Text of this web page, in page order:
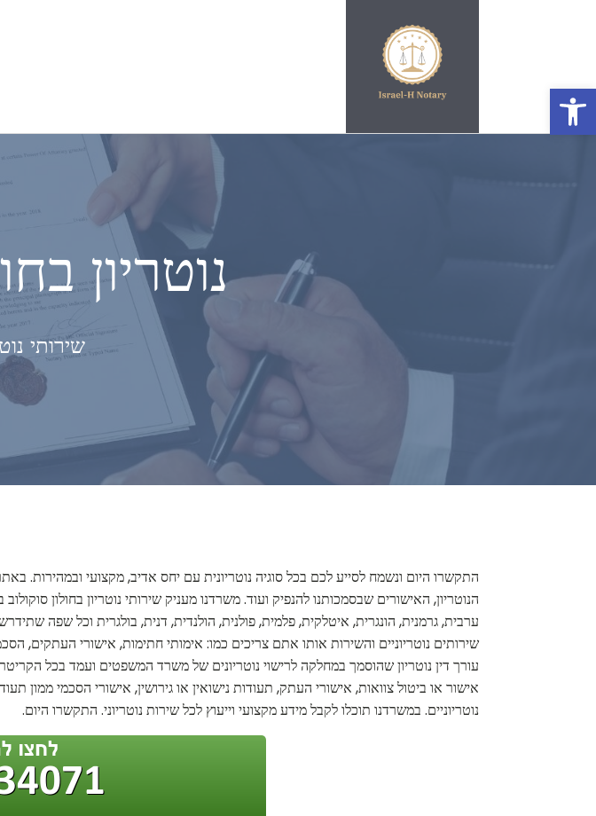
פתח סרגל נגישות
נוטריון
שירותי
התקשרו היום ונשמח לסייע לכם בכל סוגיה נוטריונית עם יחס אדיב, מקצועי ובמהירות.
הנוטריון, האישורים שבסמכותנו להנפיק ועוד. משרדנו מעניק שירותי נוטריון בחולון
ערבית, גרמנית, הונגרית, איטלקית, פלמית, פולנית, הולנדית, דנית, בולגרית וכל שפה
שירותים נוטריוניים והשירות אותו אתם צריכים כמו: אימותי חתימות, אישורי העתקים,
עורך דין נוטריון שהוסמך במחלקה לרישוי נוטריונים של משרד המשפטים ועמד בכל
אישור או ביטול צוואות, אישורי העתק, תעודות נישואין או גירושין, אישורי הסכמי ממון
נוטריוניים. במשרדנו תוכלו לקבל מידע מקצועי וייעוץ לכל שירות נוטריוני. התקשרו היום.